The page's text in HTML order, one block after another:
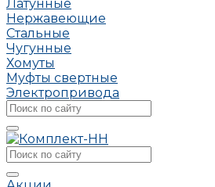
Латунные
Нержавеющие
Стальные
Чугунные
Хомуты
Муфты свертные
Электропривода